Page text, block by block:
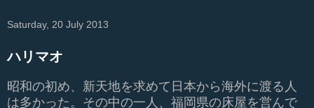
Saturday, 20 July 2013
ハリマオ
昭和の初め、新天地を求めて日本から海外に渡る人
は多かった。その中の一人、福岡県の床屋を営んで